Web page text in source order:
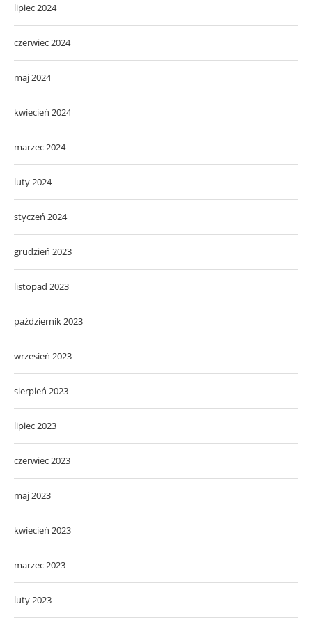
lipiec 2024
czerwiec 2024
maj 2024
kwiecień 2024
marzec 2024
luty 2024
styczeń 2024
grudzień 2023
listopad 2023
październik 2023
wrzesień 2023
sierpień 2023
lipiec 2023
czerwiec 2023
maj 2023
kwiecień 2023
marzec 2023
luty 2023